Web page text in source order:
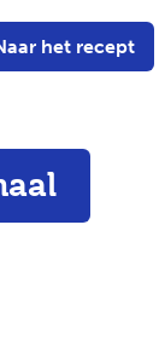
het recept